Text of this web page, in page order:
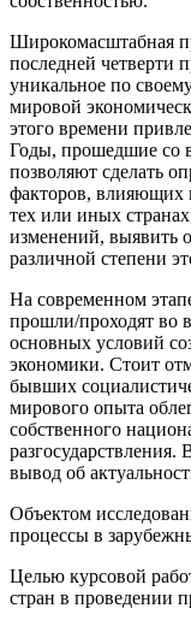
Широкомасштабная
последней четверти
уникальное по
мировой
этого времени
Годы, прошедшие со
позволяют сделать
факторов, влияющих
тех или иных
изменений, выявить
различной степени
На современном
прошли/проходят во
основных условий
экономики. Стоит
бывших
мирового опыта
собственного
разгосударствления.
вывод об
Объектом
процессы в
Целью курсовой
стран в проведении